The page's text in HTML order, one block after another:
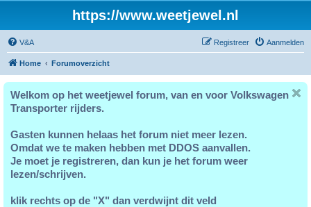
https://www.weetjewel.nl
V&A Aanmelden
Registreer
Home Forumoverzicht
Welkom op het weetjewel forum, van en voor Volkswagen
Transporter rijders.
Gasten kunnen helaas het forum niet meer lezen.
Omdat we te maken hebben met DDOS aanvallen.
Je moet je registreren, dan kun je het forum weer
lezen/schrijven.
klik rechts op de "X" dan verdwijnt dit veld